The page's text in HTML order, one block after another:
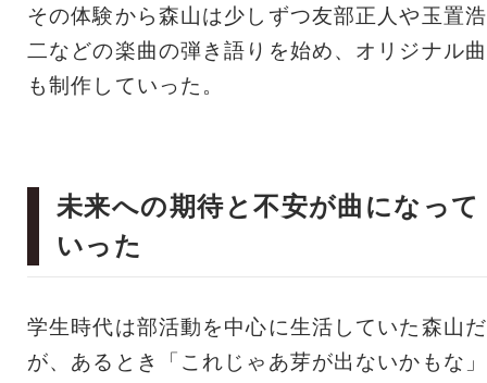
その体験から森山は少しずつ友部正人や玉置浩
二などの楽曲の弾き語りを始め、オリジナル曲
も制作していった。
未来への期待と不安が曲になって
いった
学生時代は部活動を中心に生活していた森山だ
が、あるとき「これじゃあ芽が出ないかもな」